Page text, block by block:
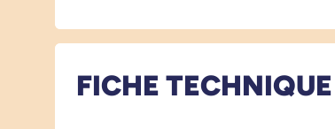
FICHE TECHNIQUE